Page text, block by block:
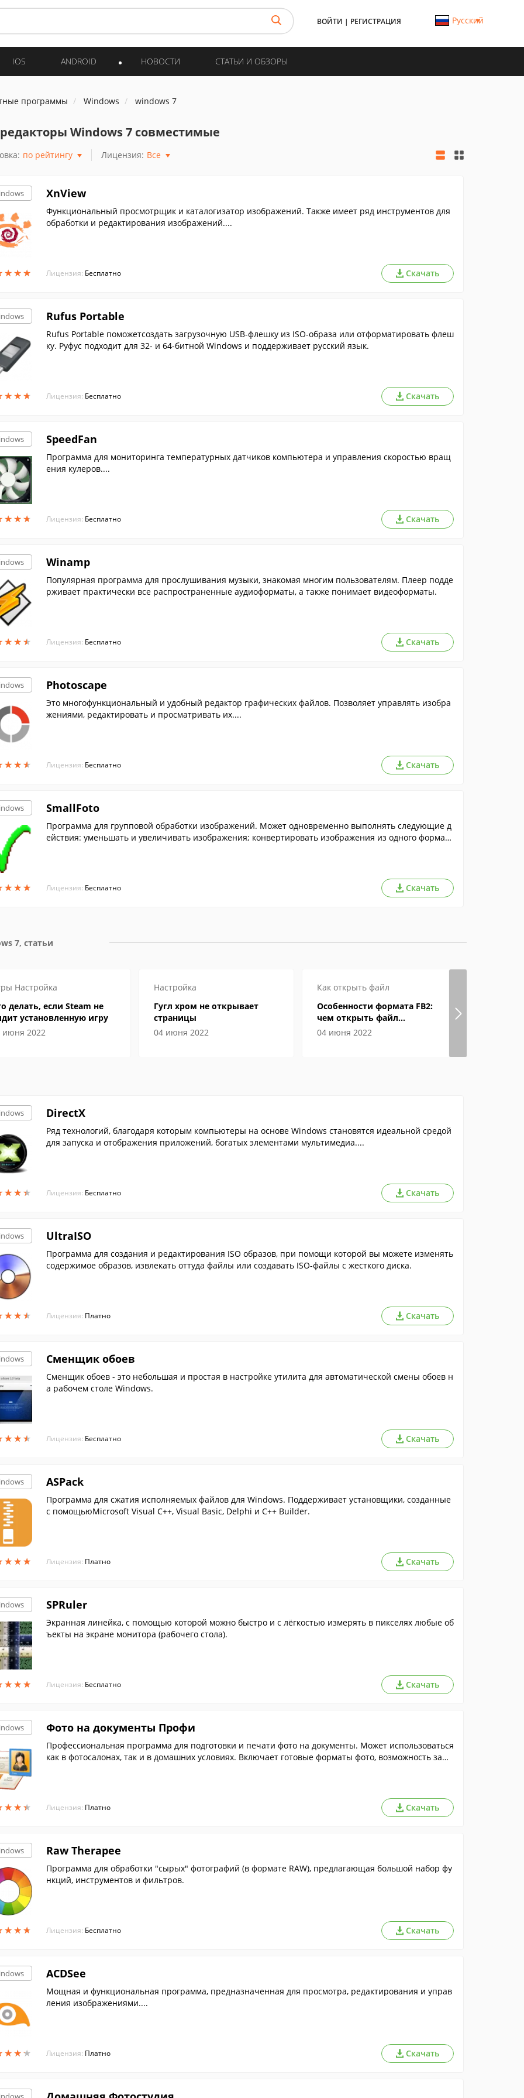
ВОЙТИ | РЕГИСТРАЦИЯ Русский
IOS ANDROID НОВОСТИ СТАТЬИ И ОБЗОРЫ
программы Windows windows 7
Windows 7 совместимые
по рейтингу Лицензия: Все
★★★
★★★
XnView
Функциональный просмотрщик и каталогизатор изображений. Также имеет ряд инструментов для
обработки и редактирования изображений....
Лицензия: Бесплатно Скачать
★★★
★★★
Rufus Portable
Rufus Portable поможетсоздать загрузочную USB-флешку из ISO-образа или отформатировать флеш
ку. Руфус подходит для 32- и 64-битной Windows и поддерживает русский язык.
Лицензия: Бесплатно Скачать
★★★
★★★
SpeedFan
Программа для мониторинга температурных датчиков компьютера и управления скоростью вращ
ения кулеров....
Лицензия: Бесплатно Скачать
★★★
★★★
Winamp
Популярная программа для прослушивания музыки, знакомая многим пользователям. Плеер подде
рживает практически все распространенные аудиоформаты, а также понимает видеоформаты.
Лицензия: Бесплатно Скачать
★★★
★★★
Photoscape
Это многофункциональный и удобный редактор графических файлов. Позволяет управлять изобра
жениями, редактировать и просматривать их....
Лицензия: Бесплатно Скачать
★★★
★★★
SmallFoto
Программа для групповой обработки изображений. Может одновременно выполнять следующие д
ействия: уменьшать и увеличивать изображения; конвертировать изображения из одного формата
Лицензия: Бесплатно Скачать
7, статьи
Настройка
делать, если Steam не
установленную игру
июня 2022
Настройка
Гугл хром не открывает
страницы
04 июня 2022
Как открыть файл
Особенности формата FB2:
чем открыть файл
электронной книги
04 июня 2022
★★★
★★★
DirectX
Ряд технологий, благодаря которым компьютеры на основе Windows становятся идеальной средой
для запуска и отображения приложений, богатых элементами мультимедиа....
Лицензия: Бесплатно Скачать
★★★
★★★
UltraISO
Программа для создания и редактирования ISO образов, при помощи которой вы можете изменять
содержимое образов, извлекать оттуда файлы или создавать ISO-файлы с жесткого диска.
Лицензия: Платно Скачать
★★★
★★★
Сменщик обоев
Сменщик обоев - это небольшая и простая в настройке утилита для автоматической смены обоев н
а рабочем столе Windows.
Лицензия: Бесплатно Скачать
★★★
★★★
ASPack
Программа для сжатия исполняемых файлов для Windows. Поддерживает установщики, созданные
с помощьюMicrosoft Visual C++, Visual Basic, Delphi и C++ Builder.
Лицензия: Платно Скачать
★★★
★★★
SPRuler
Экранная линейка, с помощью которой можно быстро и с лёгкостью измерять в пикселях любые об
ъекты на экране монитора (рабочего стола).
Лицензия: Бесплатно Скачать
★★★
★★★
Фото на документы Профи
Профессиональная программа для подготовки и печати фото на документы. Может использоваться
как в фотосалонах, так и в домашних условиях. Включает готовые форматы фото, возможность заме
Лицензия: Платно Скачать
★★★
★★★
Raw Therapee
Программа для обработки "сырых" фотографий (в формате RAW), предлагающая большой набор фу
нкций, инструментов и фильтров.
Лицензия: Бесплатно Скачать
★★★
★★★
ACDSee
Мощная и функциональная программа, предназначенная для просмотра, редактирования и управ
ления изображениями....
Лицензия: Платно Скачать